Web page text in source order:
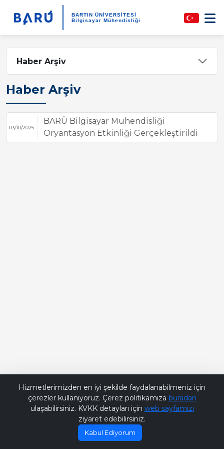
BARTIN ÜNİVERSİTESİ
Bilgisayar Mühendisliği
Haber Arşiv
Haber Arşiv
03/10/2025
BARÜ Bilgisayar Mühendisliği
Oryantasyon Etkinliği Gerçekleştirildi
Hizmetlerimizden en iyi şekilde faydalanabilmeniz için
çerezler kullanıyoruz. Çerez politikamıza buradan
ulaşabilirsiniz. KVKK detayları için web sayfamızı
ziyaret edebilirsiniz.
Kabul Ediyorum
Bana Soru Sor | Ask Me